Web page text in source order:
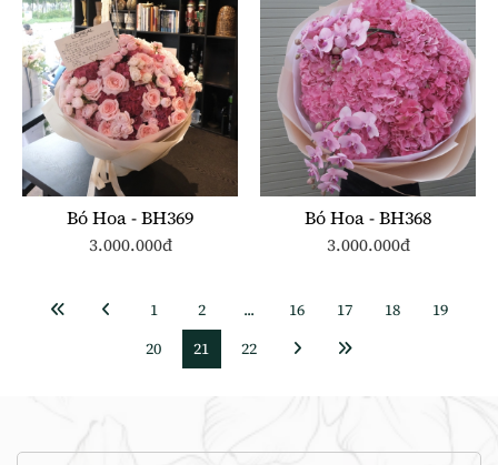
Bó Hoa - BH369
3.000.000đ
Bó Hoa - BH368
3.000.000đ
1 2 ... 16 17 18
19
20
21 22